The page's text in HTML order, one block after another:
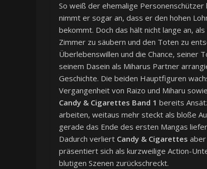
So weiß der ehemalige
nimmt er sogar an, dass er den hohen
bekommt. Doch das hält nicht lange an,
Zimmer zu säubern und den Toten zu
Überlebenswillen und die Chance, seiner
seinem Dasein als Miharus Partner
Geschichte. Die beiden Hauptfiguren
Vergangenheit von Raizo und Miharu
Candy & Cigarettes Band 1 bereits
arbeiten, weitaus mehr steckt als bloße
gerade das Ende des ersten Mangas
Dadurch verliert Candy & Cigarettes
präsentiert sich als kurzweilige Action-
blutigen Szenen zurückschreckt.